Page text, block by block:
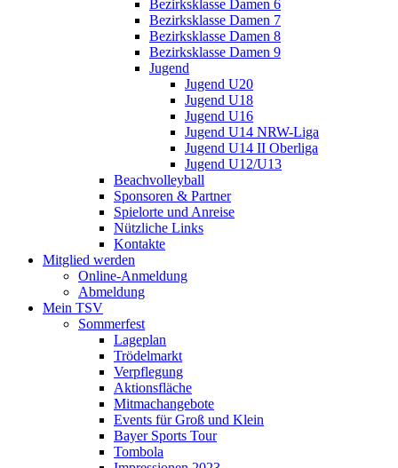
Bezirksklasse Damen 6
Bezirksklasse Damen 7
Bezirksklasse Damen 8
Bezirksklasse Damen 9
Jugend
Jugend U20
Jugend U18
Jugend U16
Jugend U14 NRW-Liga
Jugend U14 II Oberliga
Jugend U12/U13
Beachvolleyball
Sponsoren & Partner
Spielorte und Anreise
Nützliche Links
Kontakte
Mitglied werden
Online-Anmeldung
Abmeldung
Mein TSV
Sommerfest
Lageplan
Trödelmarkt
Verpflegung
Aktionsfläche
Mitmachangebote
Events für Groß und Klein
Bayer Sports Tour
Tombola